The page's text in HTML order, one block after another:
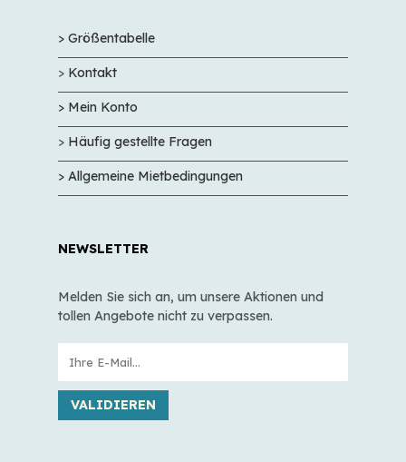
> Größentabelle
> Kontakt
> Mein Konto
> Häufig gestellte Fragen
> Allgemeine Mietbedingungen
NEWSLETTER
Melden Sie sich an, um unsere Aktionen und
tollen Angebote nicht zu verpassen.
VALIDIEREN